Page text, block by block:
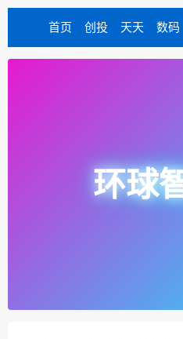
首页 创投 天天 数码
环球